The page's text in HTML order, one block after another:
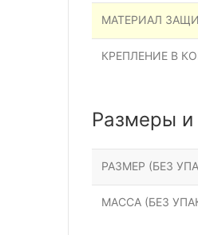
МАТЕРИАЛ
КРЕПЛЕНИЕ В
Размеры и
РАЗМЕР (БЕЗ
МАССА (БЕЗ